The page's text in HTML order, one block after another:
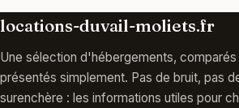
locations-duvail-moliets.fr
Une sélection d'hébergements,
présentés simplement. Pas de bruit, pas
surenchère : les informations utiles pour